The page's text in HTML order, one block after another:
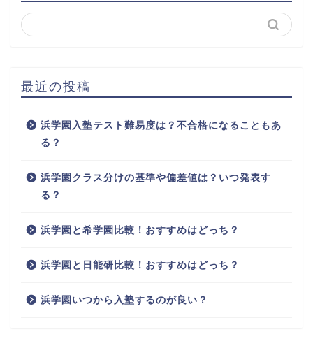
最近の投稿
浜学園入塾テスト難易度は？不合格になることもあ
る？
浜学園クラス分けの基準や偏差値は？いつ発表す
る？
浜学園と希学園比較！おすすめはどっち？
浜学園と日能研比較！おすすめはどっち？
浜学園いつから入塾するのが良い？